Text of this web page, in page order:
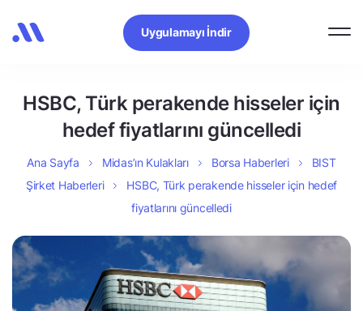
Uygulamayı İndir
HSBC, Türk perakende hisseler için
hedef fiyatlarını güncelledi
Ana Sayfa Midas’ın Kulakları Borsa Haberleri
BIST
Şirket Haberleri
HSBC, Türk perakende hisseler için hedef
fiyatlarını güncelledi